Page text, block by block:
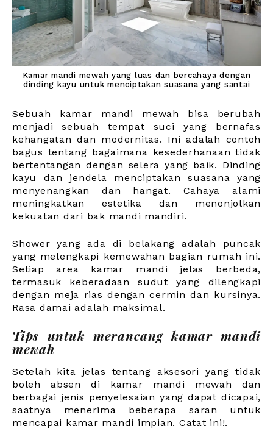
Kamar mandi mewah yang luas dan bercahaya dengan
dinding kayu untuk menciptakan suasana yang santai
Sebuah kamar mandi mewah bisa berubah
menjadi sebuah tempat suci yang bernafas
kehangatan dan modernitas. Ini adalah contoh
bagus tentang bagaimana kesederhanaan tidak
bertentangan dengan selera yang baik. Dinding
kayu dan jendela menciptakan suasana yang
menyenangkan dan hangat. Cahaya alami
meningkatkan estetika dan menonjolkan
kekuatan dari bak mandi mandiri.
Shower yang ada di belakang adalah puncak
yang melengkapi kemewahan bagian rumah ini.
Setiap area kamar mandi jelas berbeda,
termasuk keberadaan sudut yang dilengkapi
dengan meja rias dengan cermin dan kursinya.
Rasa damai adalah maksimal.
Tips untuk merancang kamar mandi
mewah
Setelah kita jelas tentang aksesori yang tidak
boleh absen di kamar mandi mewah dan
berbagai jenis penyelesaian yang dapat dicapai,
saatnya menerima beberapa saran untuk
mencapai kamar mandi impian. Catat ini!.